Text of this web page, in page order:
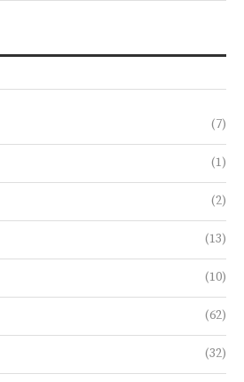
(7)
(1)
(2)
(13)
(10)
(62)
(32)